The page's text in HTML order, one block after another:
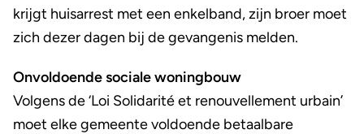
krijgt huisarrest met een enkelband, zijn broer moet
zich dezer dagen bij de gevangenis melden.
Onvoldoende sociale woningbouw
Volgens de ‘Loi Solidarité et renouvellement urbain’
moet elke gemeente voldoende betaalbare